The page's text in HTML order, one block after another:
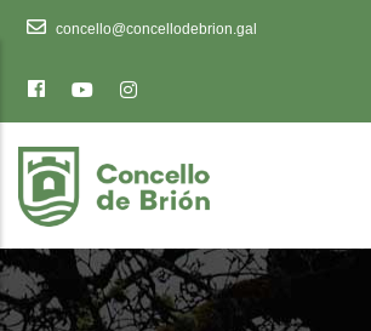
sitio
web
inclúe
un
sistema
de
concello@concellodebrion.gal